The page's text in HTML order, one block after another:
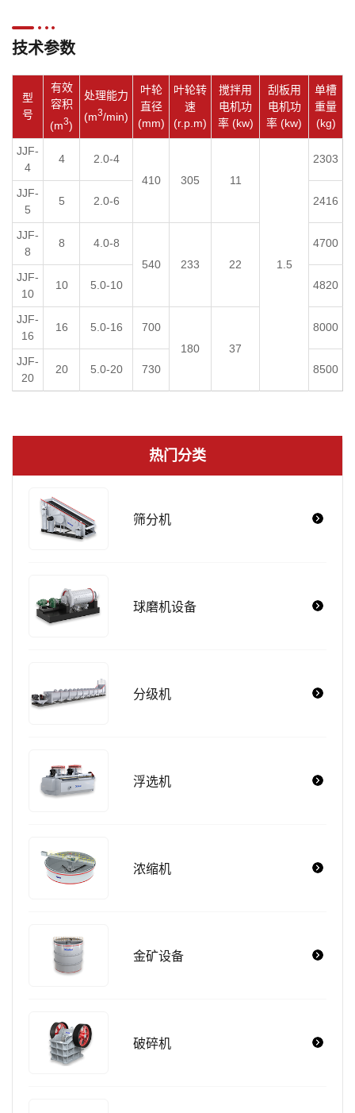
技术参数
型
号
有效
容积
(m3)
处理能力
(m3/min)
叶轮
直径
(mm)
叶轮转
速
(r.p.m)
搅拌用
电机功
率 (kw)
刮板用
电机功
率 (kw)
单槽
重量
(kg)
JJF-
4
4
2.0-4
410
305 11
1.5
2303
JJF-
5
5 2.0-6 2416
JJF-
8
8
4.0-8
540
233 22
4700
JJF-
10
10 5.0-10 4820
JJF-
16
16 5.0-16
700
180
37
8000
JJF-
20
20 5.0-20 730 8500
热门分类
筛分机
球磨机设备
分级机
浮选机
浓缩机
金矿设备
破碎机